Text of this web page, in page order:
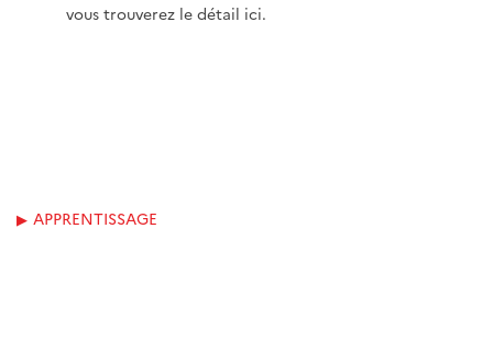
vous trouverez le détail ici.
APPRENTISSAGE